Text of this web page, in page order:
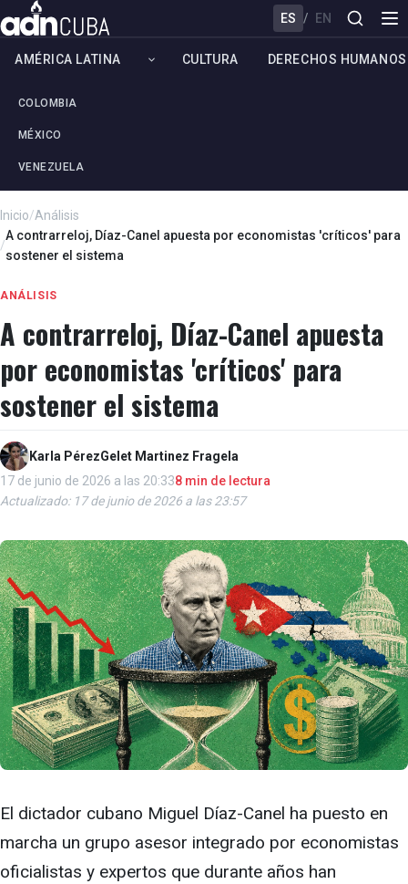
ES / EN
AMÉRICA LATINA
COLOMBIA
MÉXICO
VENEZUELA
CULTURA DERECHOS HUMANOS
Inicio/Análisis
/
A contrarreloj, Díaz-Canel apuesta por economistas 'críticos' para
sostener el sistema
ANÁLISIS
A contrarreloj, Díaz-Canel apuesta
por economistas 'críticos' para
sostener el sistema
Karla PérezGelet Martinez Fragela
17 de junio de 2026 a las 20:338 min de lectura
Actualizado: 17 de junio de 2026 a las 23:57
El dictador cubano Miguel Díaz-Canel ha puesto en
marcha un grupo asesor integrado por economistas
oficialistas y expertos que durante años han